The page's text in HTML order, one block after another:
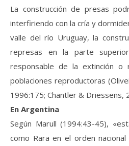
La construcción de presas
interfiriendo con la cría y
valle del río Uruguay, la
represas en la parte
responsable de la extinción o
poblaciones reproductoras
1996:175; Chantler & Driessens,
En Argentina
Según Marull (1994:43-45),
como Rara en el orden